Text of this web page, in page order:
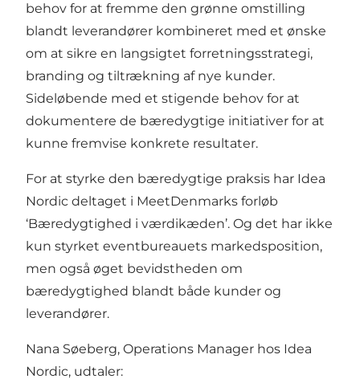
behov for at fremme den grønne omstilling
blandt leverandører kombineret med et ønske
om at sikre en langsigtet forretningsstrategi,
branding og tiltrækning af nye kunder.
Sideløbende med et stigende behov for at
dokumentere de bæredygtige initiativer for at
kunne fremvise konkrete resultater.
For at styrke den bæredygtige praksis har Idea
Nordic deltaget i MeetDenmarks forløb
‘Bæredygtighed i værdikæden’. Og det har ikke
kun styrket eventbureauets markedsposition,
men også øget bevidstheden om
bæredygtighed blandt både kunder og
leverandører.
Nana Søeberg, Operations Manager hos Idea
Nordic, udtaler: